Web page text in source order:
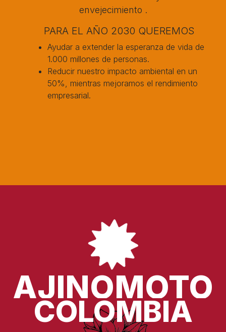
envejecimiento .
PARA EL AÑO 2030 QUEREMOS
Ayudar a extender la esperanza de vida de
1.000 millones de personas.
Reducir nuestro impacto ambiental en un
50%, mientras mejoramos el rendimiento
empresarial.
AJINOMOTO
COLOMBIA